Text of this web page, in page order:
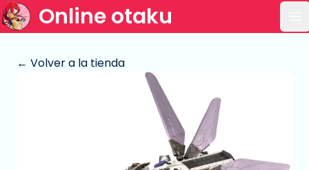
Online otaku
← Volver a la tienda